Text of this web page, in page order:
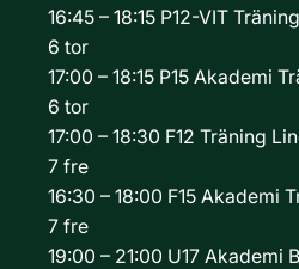
16:45 – 18:15 P12-VIT Träning
6 tor
17:00 – 18:15 P15 Akademi
6 tor
17:00 – 18:30 F12 Träning
7 fre
16:30 – 18:00 F15 Akademi
7 fre
19:00 – 21:00 U17 Akademi